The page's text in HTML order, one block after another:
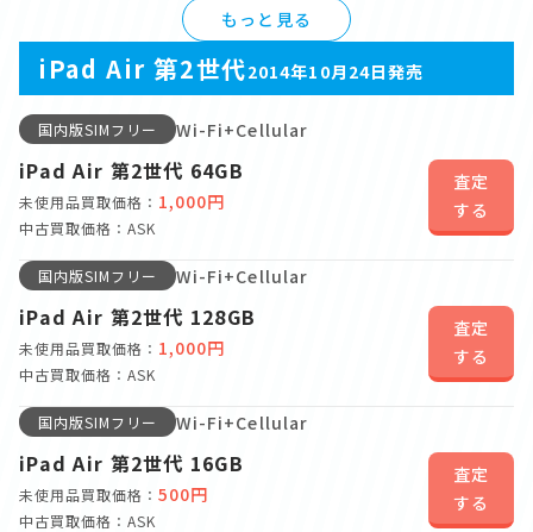
もっと見る
iPad Air 第2世代2014年10月24日発売
国内版SIMフリー Wi-Fi+Cellular
iPad Air 第2世代 64GB
未使用品買取価格： 1,000円
中古買取価格：ASK
査定
する
国内版SIMフリー Wi-Fi+Cellular
iPad Air 第2世代 128GB
未使用品買取価格： 1,000円
中古買取価格：ASK
査定
する
国内版SIMフリー Wi-Fi+Cellular
iPad Air 第2世代 16GB
未使用品買取価格： 500円
中古買取価格：ASK
査定
する